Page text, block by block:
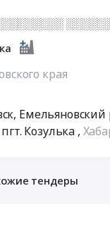
края
Козулька ,
тендеры